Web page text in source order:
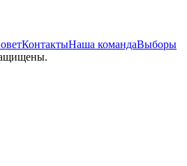
КонтактыНаша командаВыборы